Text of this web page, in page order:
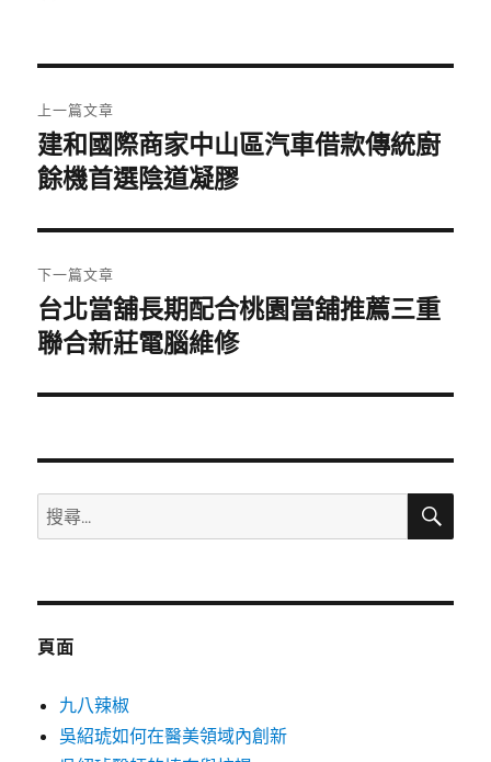
章
導
覽
上一篇文章
上
一
文
章:
建和國際商家中山區汽車借款傳統廚
餘機首選陰道凝膠
下一篇文章
下
一
文
台北當舖長期配合桃園當舖推薦三重
聯合新莊電腦維修
搜
尋
鍵
搜
頁面
九八辣椒
吳紹琥如何在醫美領域內創新